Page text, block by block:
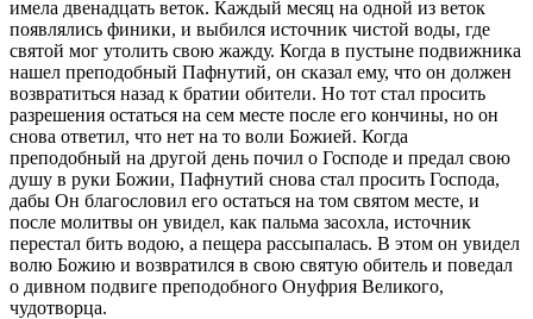
имела двенадцать веток. Каждый месяц на одной из веток
появлялись финики, и выбился источник чистой воды, где
святой мог утолить свою жажду. Когда в пустыне подвижника
нашел преподобный Пафнутий, он сказал ему, что он должен
возвратиться назад к братии обители. Но тот стал просить
разрешения остаться на сем месте после его кончины, но он
снова ответил, что нет на то воли Божией. Когда
преподобный на другой день почил о Господе и предал свою
душу в руки Божии, Пафнутий снова стал просить Господа,
дабы Он благословил его остаться на том святом месте, и
после молитвы он увидел, как пальма засохла, источник
перестал бить водою, а пещера рассыпалась. В этом он увидел
волю Божию и возвратился в свою святую обитель и поведал
о дивном подвиге преподобного Онуфрия Великого,
чудотворца.